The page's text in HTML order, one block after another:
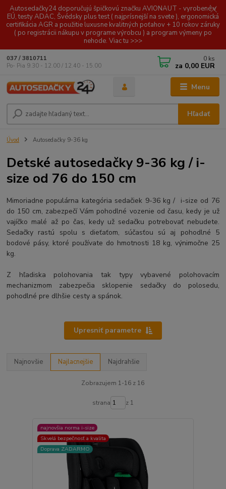
Autosedačky24 doporučujú špičkovú značku AVIONAUT - vyrobené v
EÚ, testy ADAC, Švédsky plus test ( najprísnejší na svete ), ergonomická
certifikácia AGR a použitie luxusne kvalitných poťahov + 10 rokov záruky
( po registrácii nákupu v programe výrobcu ) a program výmeny po
nehode. Viac tu >>>
Menu
Hľadať
037 / 3810711
Po- Pia 9.30 - 12.00 / 12.40 - 15.00
0 ks
za 0,00 EUR
Úvod Autosedačky 9-36 kg
Detské autosedačky 9-36 kg / i-
size od 76 do 150 cm
Mimoriadne populárna kategória sedačiek 9-36 kg / i-size od 76
do 150 cm, zabezpečí Vám pohodlné vozenie od času, kedy je už
vajíčko malé až po čas, kedy už sedačku potrebovať nebudete.
Sedačky rastú spolu s dieťaťom, súčasťou sú aj pohodlné 5
bodové pásy, ktoré používate do hmotnosti 18 kg, výnimočne 25
kg.
Z hľadiska polohovania tak typy vybavené polohovacím
mechanizmom zabezpečia sklopenie sedačky do polosedu,
pohodlné pre dlhšie cesty a spánok.
Upresniť parametre
Najnovšie Najlacnejšie Najdrahšie
Zobrazujem 1-16 z 16
strana z 1
najnovšia norma i-size
Skvelá bezpečnosť a kvalita
Doprava ZADARMO